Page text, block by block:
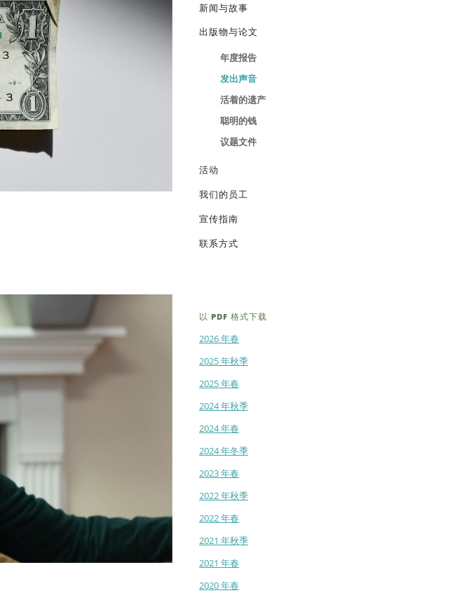
新闻与故事
出版物与论文
年度报告
发出声音
活着的遗产
聪明的钱
议题文件
活动
我们的员工
宣传指南
联系方式
以 PDF 格式下载
2026 年春
2025 年秋季
2025 年春
2024 年秋季
2024 年春
2024 年冬季
2023 年春
2022 年秋季
2022 年春
2021 年秋季
2021 年春
2020 年春